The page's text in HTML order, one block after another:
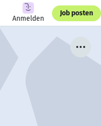
Anmelden
Job posten